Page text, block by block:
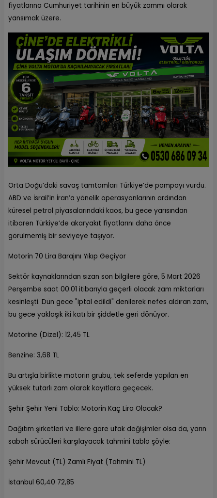
fiyatlarına Cumhuriyet tarihinin en büyük zammı olarak
yansımak üzere.
Orta Doğu’daki savaş tamtamları Türkiye’de pompayı vurdu.
ABD ve İsrail’in İran’a yönelik operasyonlarının ardından
küresel petrol piyasalarındaki kaos, bu gece yarısından
itibaren Türkiye’de akaryakıt fiyatlarını daha önce
görülmemiş bir seviyeye taşıyor.
Motorin 70 Lira Barajını Yıkıp Geçiyor
Sektör kaynaklarından sızan son bilgilere göre, 5 Mart 2026
Perşembe saat 00:01 itibarıyla geçerli olacak zam miktarları
kesinleşti. Dün gece "iptal edildi" denilerek nefes aldıran zam,
bu gece yaklaşık iki katı bir şiddetle geri dönüyor.
Motorine (Dizel): 12,45 TL
Benzine: 3,68 TL
Bu artışla birlikte motorin grubu, tek seferde yapılan en
yüksek tutarlı zam olarak kayıtlara geçecek.
Şehir Şehir Yeni Tablo: Motorin Kaç Lira Olacak?
Dağıtım şirketleri ve illere göre ufak değişimler olsa da, yarın
sabah sürücüleri karşılayacak tahmini tablo şöyle:
Şehir Mevcut (TL) Zamlı Fiyat (Tahmini TL)
İstanbul 60,40 72,85